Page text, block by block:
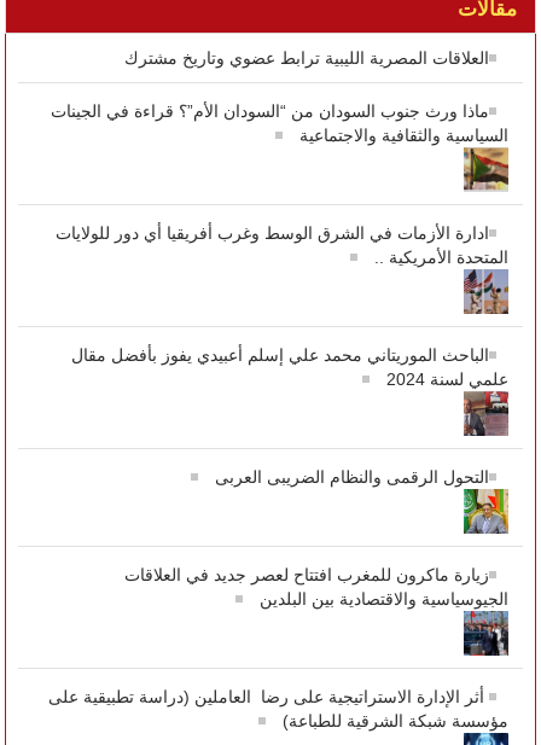
مقالات
العلاقات المصرية الليبية ترابط عضوي وتاريخ مشترك
ماذا ورث جنوب السودان من “السودان الأم”؟ قراءة في الجينات
السياسية والثقافية والاجتماعية
ادارة الأزمات في الشرق الوسط وغرب أفريقيا أي دور للولايات
المتحدة الأمريكية ..
الباحث الموريتاني محمد علي إسلم أعبيدي يفوز بأفضل مقال
علمي لسنة 2024
التحول الرقمى والنظام الضريبى العربى
زيارة ماكرون للمغرب افتتاح لعصر جديد في العلاقات
الجيوسياسية والاقتصادية بين البلدين
أثر الإدارة الاستراتيجية على رضا العاملين (دراسة تطبيقية على
مؤسسة شبكة الشرقية للطباعة)